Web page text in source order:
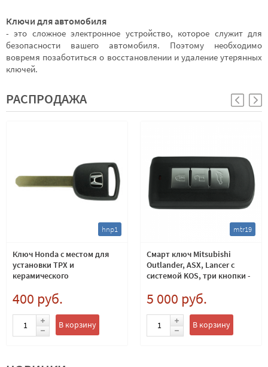
Ключи для автомобиля
- это сложное электронное устройство, которое служит для
безопасности вашего автомобиля. Поэтому необходимо
вовремя позаботиться о восстановлении и удаление утерянных
ключей.
РАСПРОДАЖА
hnp1
Ключ Honda с местом для
установки TPX и
керамического
HON66
400 руб.
В корзину
mtr19
Смарт ключ Mitsubishi
Outlander, ASX, Lancer с
системой KOS, три кнопки -
5 000 руб.
В корзину